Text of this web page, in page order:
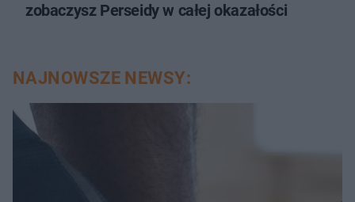
zobaczysz Perseidy w całej okazałości
NAJNOWSZE NEWSY: